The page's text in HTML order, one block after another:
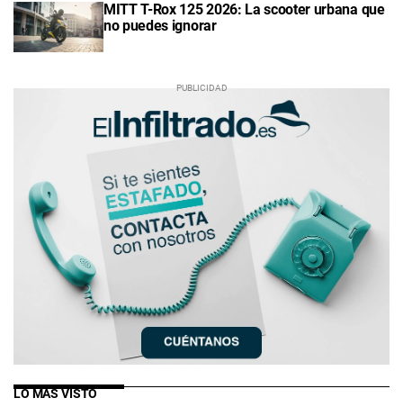
MITT T-Rox 125 2026: La scooter urbana que
no puedes ignorar
LO MÁS VISTO